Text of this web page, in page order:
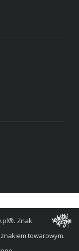
Znak
towarowym.